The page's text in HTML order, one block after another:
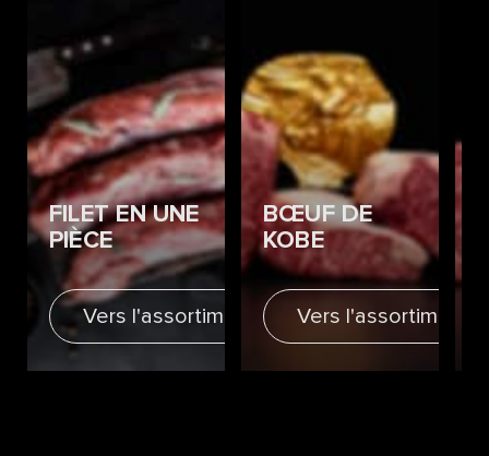
FILET EN UNE
PIÈCE
Vers l'assortiment
BŒUF DE
KOBE
Vers l'assortiment